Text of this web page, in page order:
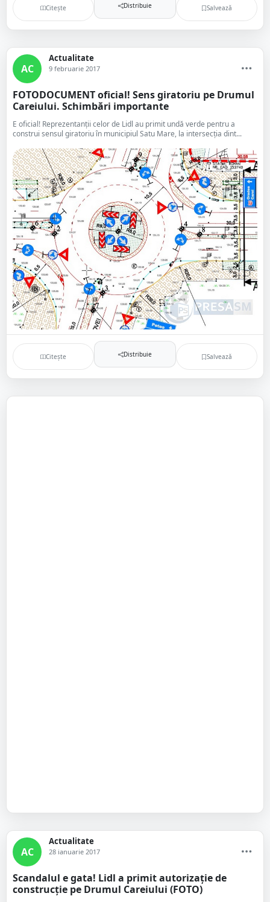
Citește Distribuie Salvează
AC
Actualitate
9 februarie 2017
FOTODOCUMENT oficial! Sens giratoriu pe Drumul
Careiului. Schimbări importante
E oficial! Reprezentanții celor de Lidl au primit undă verde pentru a
construi sensul giratoriu în municipiul Satu Mare, la intersecția dint...
Citește Distribuie Salvează
AC
Actualitate
28 ianuarie 2017
Scandalul e gata! Lidl a primit autorizație de
construcție pe Drumul Careiului (FOTO)